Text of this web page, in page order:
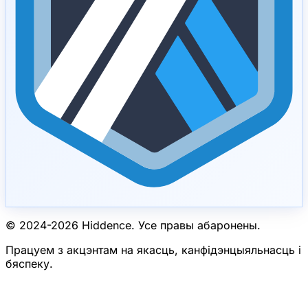
© 2024-2026 Hiddence. Усе правы абаронены.
Працуем з акцэнтам на якасць, канфідэнцыяльнасць і
бяспеку.